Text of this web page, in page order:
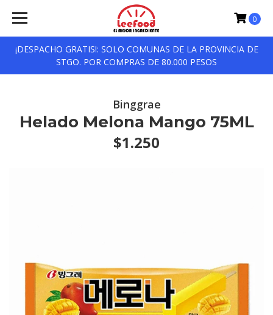
¡DESPACHO GRATIS!: SOLO COMUNAS DE LA PROVINCIA DE
STGO. POR COMPRAS DE 80.000 PESOS
0
Binggrae
Helado Melona Mango 75ML
$1.250